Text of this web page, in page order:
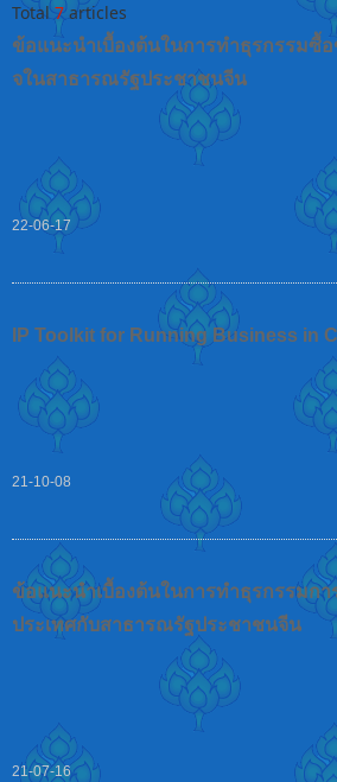
Total7articles
ข้อแนะนำเบื้องต้นในการทำธุรกรรมซื้
จในสาธารณรัฐประชาชนจีน
22-06-17
IP Toolkit for Running Business in
21-10-08
ข้อแนะนำเบื้องต้นในการทำธุรกรรมกา
ประเทศกับสาธารณรัฐประชาชนจีน
21-07-16